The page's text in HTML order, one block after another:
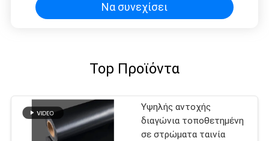
Να συνεχίσει
Top Προϊόντα
Υψηλής αντοχής
διαγώνια τοποθετημένη
σε στρώματα ταινία